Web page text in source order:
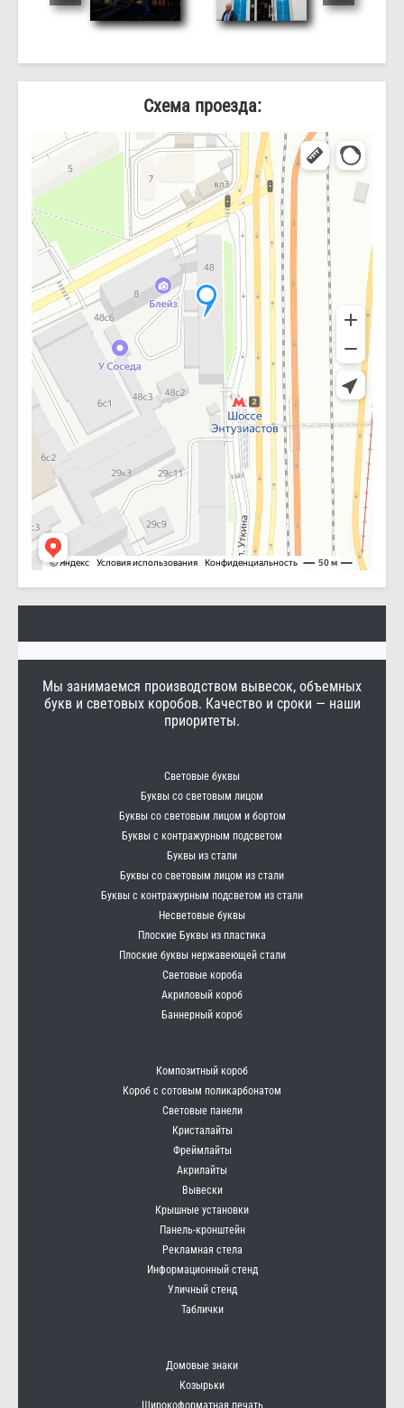
Схема проезда:
Мы занимаемся производством вывесок, объемных
букв и световых коробов. Качество и сроки — наши
приоритеты.
Световые буквы
Буквы со световым лицом
Буквы со световым лицом и бортом
Буквы с контражурным подсветом
Буквы из стали
Буквы со световым лицом из стали
Буквы с контражурным подсветом из стали
Несветовые буквы
Плоские Буквы из пластика
Плоские буквы нержавеющей стали
Световые короба
Акриловый короб
Баннерный короб
Композитный короб
Короб с сотовым поликарбонатом
Световые панели
Кристалайты
Фреймлайты
Акрилайты
Вывески
Крышные установки
Панель-кронштейн
Рекламная стела
Информационный стенд
Уличный стенд
Таблички
Домовые знаки
Козырьки
Широкоформатная печать